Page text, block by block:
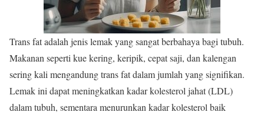
Trans fat adalah jenis lemak yang sangat berbahaya bagi tubuh.
Makanan seperti kue kering, keripik, cepat saji, dan kalengan
sering kali mengandung trans fat dalam jumlah yang signifikan.
Lemak ini dapat meningkatkan kadar kolesterol jahat (LDL)
dalam tubuh, sementara menurunkan kadar kolesterol baik